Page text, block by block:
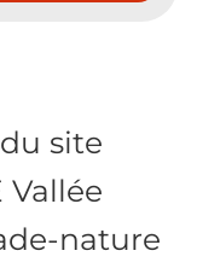
site
Vallée
nature